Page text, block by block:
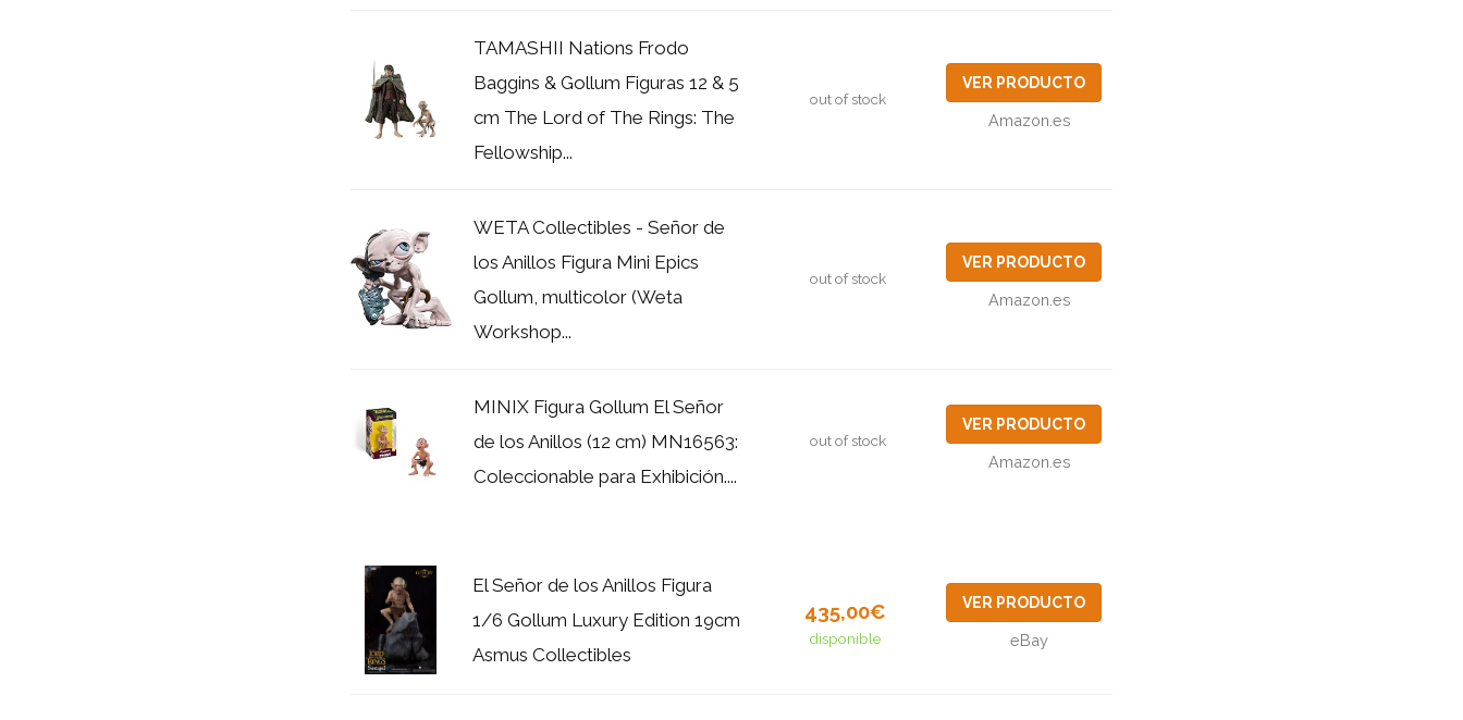
TAMASHII Nations Frodo
Baggins & Gollum Figuras 12 & 5
cm The Lord of The Rings: The
Fellowship...
out of stock
VER PRODUCTO
Amazon.es
WETA Collectibles - Señor de
los Anillos Figura Mini Epics
Gollum, multicolor (Weta
Workshop...
out of stock
VER PRODUCTO
Amazon.es
MINIX Figura Gollum El Señor
de los Anillos (12 cm) MN16563:
Coleccionable para Exhibición....
out of stock
VER PRODUCTO
Amazon.es
El Señor de los Anillos Figura
1/6 Gollum Luxury Edition 19cm
Asmus Collectibles
435,00€
disponible
VER PRODUCTO
eBay